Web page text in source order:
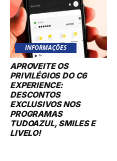
INFORMAÇÕES
APROVEITE OS
PRIVILÉGIOS DO C6
EXPERIENCE:
DESCONTOS
EXCLUSIVOS NOS
PROGRAMAS
TUDOAZUL, SMILES E
LIVELO!